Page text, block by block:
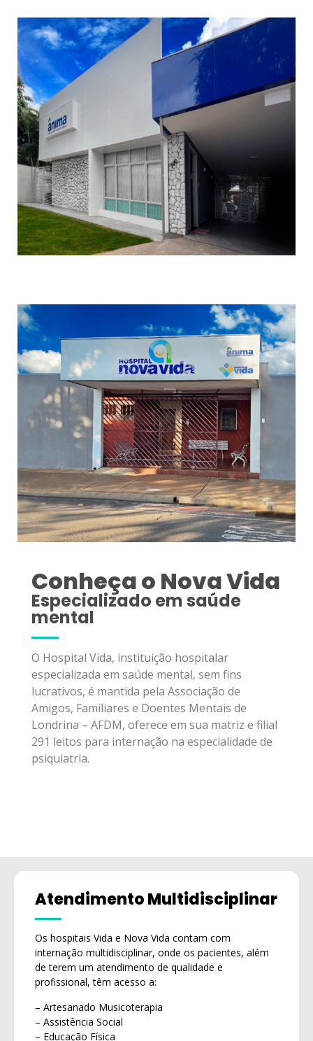
Conheça o Nova Vida
Especializado em saúde
mental
O Hospital Vida, instituição hospitalar
especializada em saúde mental, sem fins
lucrativos, é mantida pela Associação de
Amigos, Familiares e Doentes Mentais de
Londrina – AFDM, oferece em sua matriz e filial
291 leitos para internação na especialidade de
psiquiatria.
Atendimento Multidisciplinar
Os hospitais Vida e Nova Vida contam com
internação multidisciplinar, onde os pacientes, além
de terem um atendimento de qualidade e
profissional, têm acesso a:
– Artesanado Musicoterapia
– Assistência Social
– Educação Física